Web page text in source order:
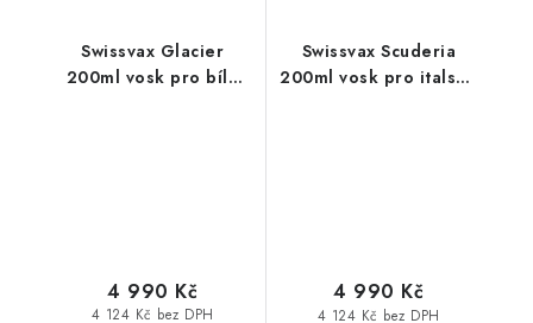
Swissvax Glacier
200ml vosk pro bílé
4 124 Kč bez DPH
4 990 Kč
Swissvax Scuderia
200ml vosk pro italské
4 124 Kč bez DPH
4 990 Kč